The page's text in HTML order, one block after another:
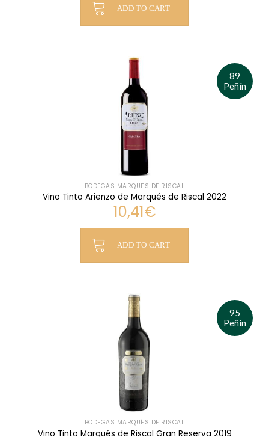
ADD TO CART
89
Peñín
BODEGAS MARQUÉS DE RISCAL
Vino Tinto Arienzo de Marqués de Riscal 2022
10,41€
ADD TO CART
95
Peñín
BODEGAS MARQUÉS DE RISCAL
Vino Tinto Marqués de Riscal Gran Reserva 2019